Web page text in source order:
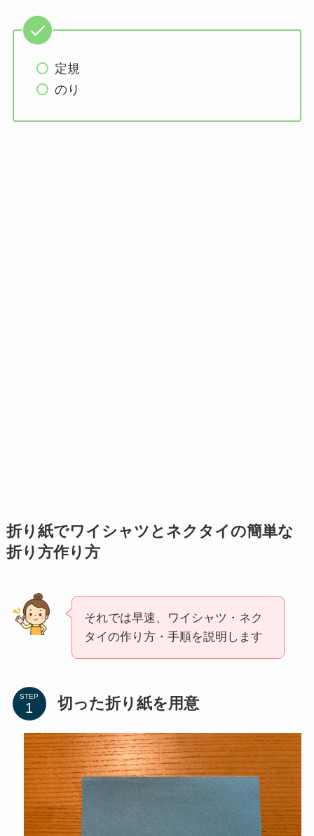
定規
のり
折り紙でワイシャツとネクタイの簡単な
折り方作り方
それでは早速、ワイシャツ・ネク
タイの作り方・手順を説明します
STEP 切った折り紙を用意